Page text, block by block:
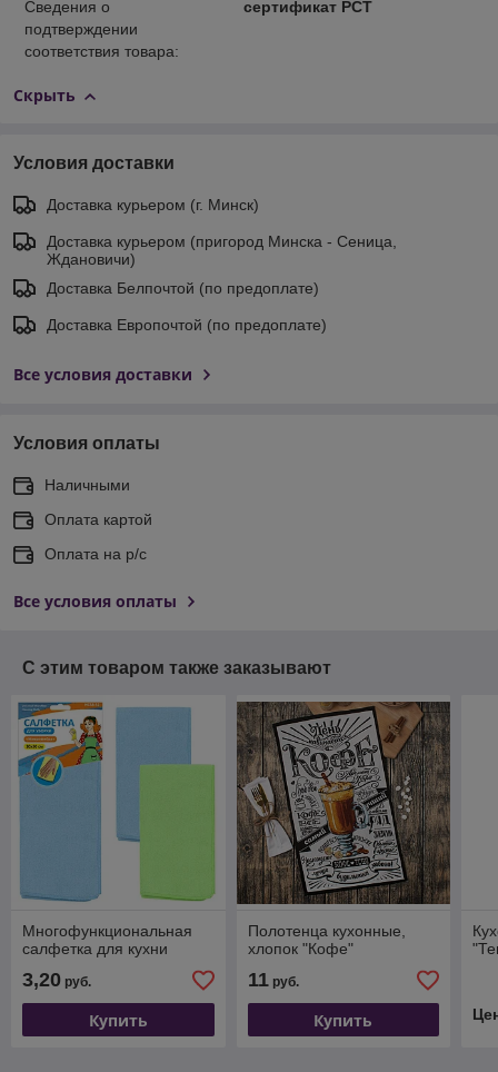
Сведения о
подтверждении
соответствия товара:
сертификат РСТ
Скрыть
Условия доставки
Доставка курьером (г. Минск)
Доставка курьером (пригород Минска - Сеница,
Ждановичи)
Доставка Белпочтой (по предоплате)
Доставка Европочтой (по предоплате)
Все условия доставки
Условия оплаты
Наличными
Оплата картой
Оплата на р/с
Все условия оплаты
С этим товаром также заказывают
Многофункциональная
салфетка для кухни
3,20 руб.
Купить
Полотенца кухонные,
хлопок "Кофе"
11руб.
Купить